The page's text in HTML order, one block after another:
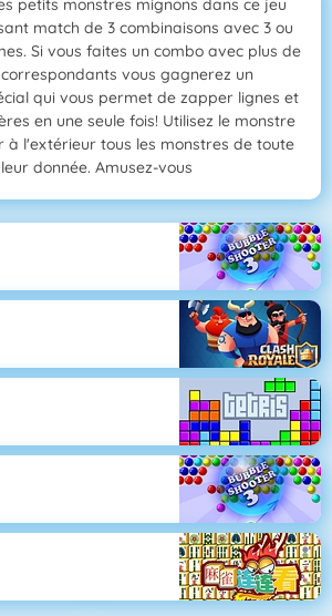
petits monstres mignons dans ce jeu
match de 3 combinaisons avec 3 ou
Si vous faites un combo avec plus de
vous gagnerez un
qui vous permet de zapper lignes et
en une seule fois! Utilisez le monstre
à l'extérieur tous les monstres de toute
donnée. Amusez-vous